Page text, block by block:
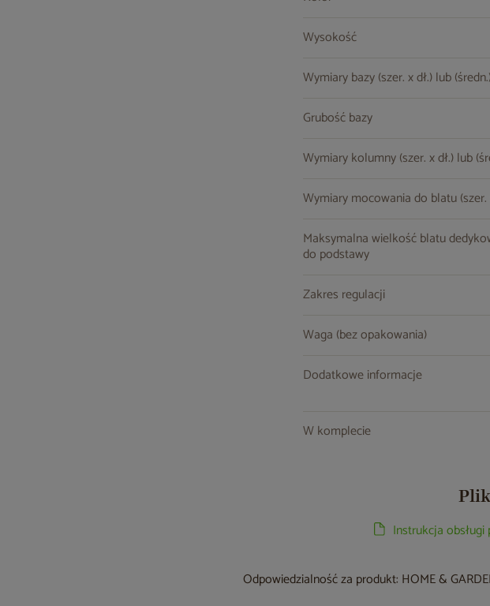
Wysokość
Wymiary bazy (szer. x dł.) lub
Grubość bazy
Wymiary kolumny (szer. x dł.) lub
Wymiary mocowania do blatu (szer.
Maksymalna wielkość blatu
do podstawy
Zakres regulacji
Waga (bez opakowania)
Dodatkowe informacje
W komplecie
Instrukcja
Odpowiedzialność za produkt: HOME &